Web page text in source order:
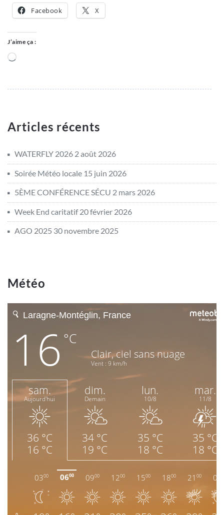
Facebook X
J’aime ça :
Chargement…
Articles récents
WATERFLY 2026 2 août 2026
Soirée Météo locale 15 juin 2026
5ÈME CONFÉRENCE SÉCU 2 mars 2026
Week End caritatif 20 février 2026
AGO 2025 30 novembre 2025
Météo